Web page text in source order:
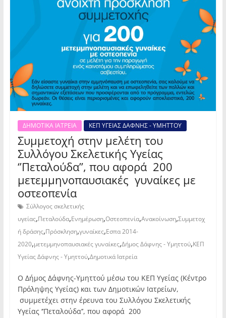
ΔΗΜΟΤΙΚΑ ΙΑΤΡΕΙΑ ΚΕΠ ΥΓΕΙΑΣ ΔΑΦΝΗΣ - ΥΜΗΤΤΟΥ
Συμμετοχή στην μελέτη του
Συλλόγου Σκελετικής Υγείας
‘’Πεταλούδα’’, που αφορά 200
μετεμμηνοπαυσιακές γυναίκες με
οστεοπενία
Σύλλογος σκελετικής
υγείας,Πεταλούδα,Ενημέρωση,Οστεοπενία,Ανακοίνωση,Συμμετοχ
ή δράσης,Πρόσκληση,γυναίκες,Εσπα 2014-
2020,μετεμμηνοπαυσιακές γυναίκες,Δήμος Δάφνης - Υμηττού,ΚΕΠ
Υγείας Δάφνης - Υμηττού,Δημοτικά Ιατρεία
Ο Δήμος Δάφνης-Υμηττού μέσω του ΚΕΠ Υγείας (Κέντρο
Πρόληψης Υγείας) και των Δημοτικών Ιατρείων,
συμμετέχει στην έρευνα του Συλλόγου Σκελετικής
Υγείας ‘’Πεταλούδα’’, που αφορά 200